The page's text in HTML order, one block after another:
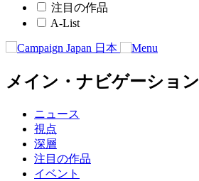
注目の作品
A-List
メイン・ナビゲーション
ニュース
視点
深層
注目の作品
イベント